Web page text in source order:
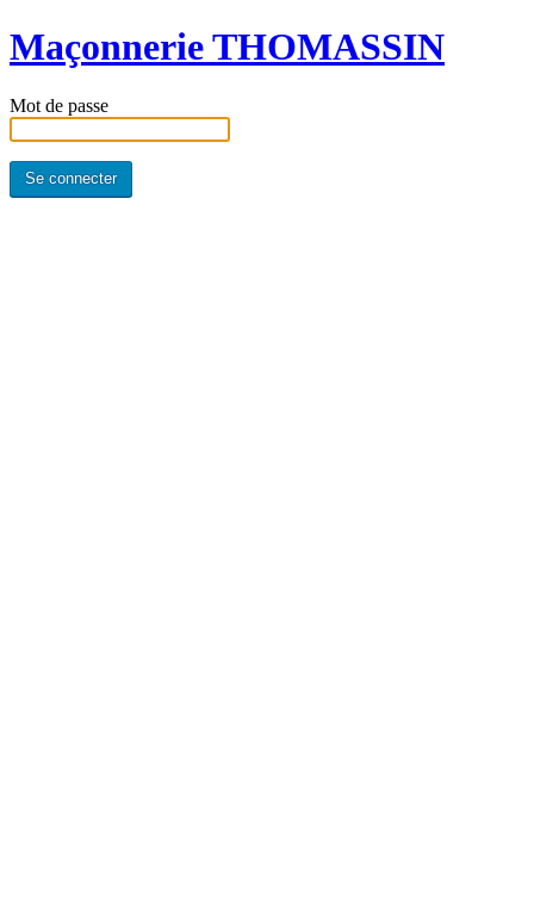
Maçonnerie THOMASSIN
Mot de passe